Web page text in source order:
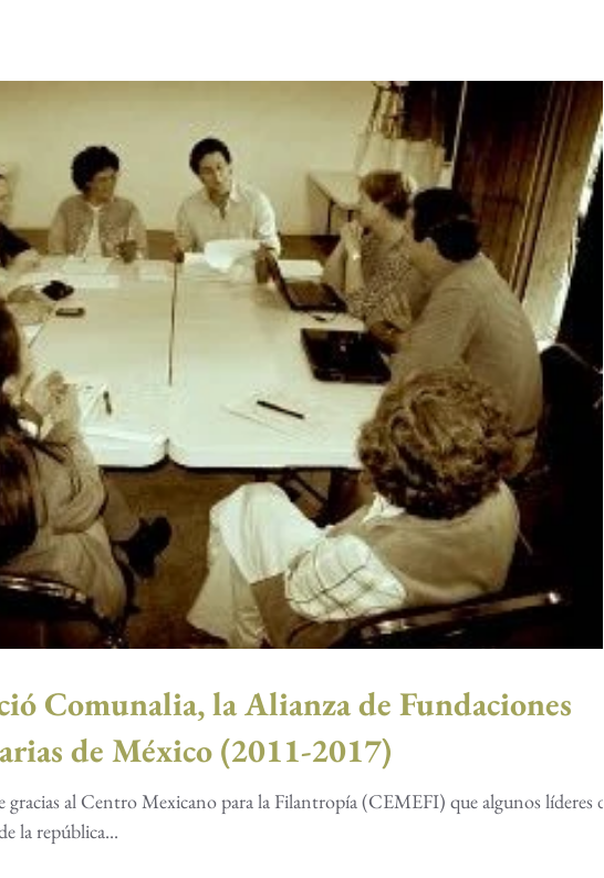
Comunalia, la Alianza de Fundaciones
de México (2011-2017)
gracias al Centro Mexicano para la Filantropía (CEMEFI) que algunos líderes de
la república...